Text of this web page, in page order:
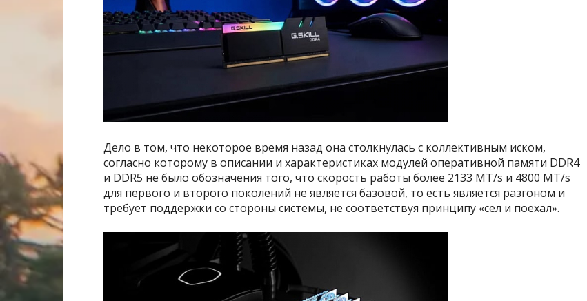
Дело в том, что некоторое время назад она столкнулась с коллективным иском,
согласно которому в описании и характеристиках модулей оперативной памяти DDR4
и DDR5 не было обозначения того, что скорость работы более 2133 MT/s и 4800 MT/s
для первого и второго поколений не является базовой, то есть является разгоном и
требует поддержки со стороны системы, не соответствуя принципу «сел и поехал».